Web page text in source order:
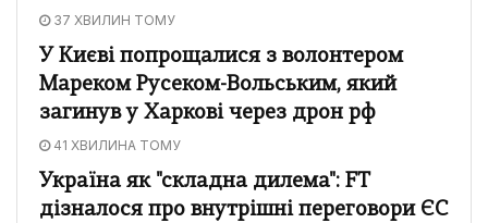
37 ХВИЛИН ТОМУ
У Києві попрощалися з волонтером
Мареком Русеком-Вольським, який
загинув у Харкові через дрон рф
41 ХВИЛИНА ТОМУ
Україна як "складна дилема": FT
дізналося про внутрішні переговори ЄС